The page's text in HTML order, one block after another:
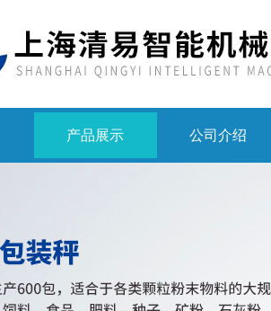
产品展示 公司介绍